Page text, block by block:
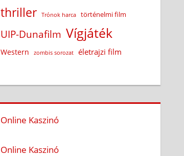
thriller Trónok harca történelmi film
UIP-Dunafilm Vígjáték
Western zombis sorozat életrajzi film
Online Kaszinó
Online Kaszinó